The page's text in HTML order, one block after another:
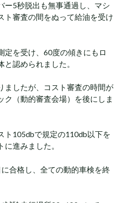
ー5秒脱出も無事通過し、マシ
ト審査の間をぬって給油を受け
定を受け、60度の傾きにもロ
認められました。
ましたが、コスト審査の時間が
ク（動的審査会場）を後にしま
ト105dbで規定の110db以下を
進みました。
合格し、全ての動的車検を終